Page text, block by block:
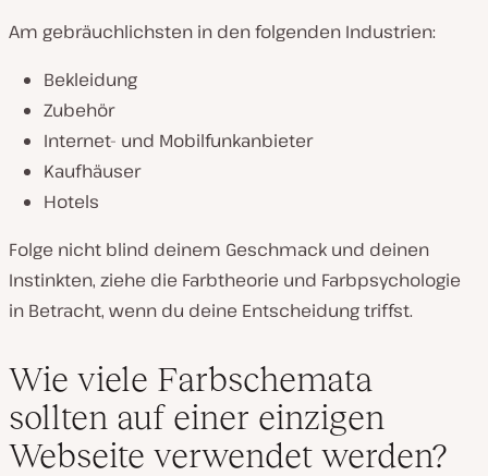
Am gebräuchlichsten in den folgenden Industrien:
Bekleidung
Zubehör
Internet- und Mobilfunkanbieter
Kaufhäuser
Hotels
Folge nicht blind deinem Geschmack und deinen
Instinkten, ziehe die Farbtheorie und Farbpsychologie
in Betracht, wenn du deine Entscheidung triffst.
Wie viele Farbschemata
sollten auf einer einzigen
Webseite verwendet werden?